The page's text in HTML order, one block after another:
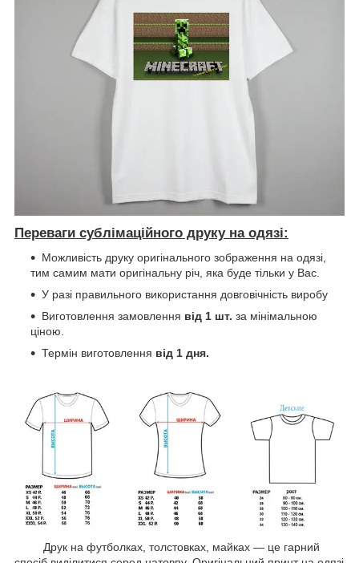
Переваги сублімаційного друку на одязі:
Можливість друку оригінального зображення на одязі,
тим самим мати оригінальну річ, яка буде тільки у Вас.
У разі правильного використання довговічність виробу
Виготовлення замовлення від 1 шт. за мінімальною
ціною.
Термін виготовлення від 1 дня.
Друк на футболках, толстовках, майках — це гарний